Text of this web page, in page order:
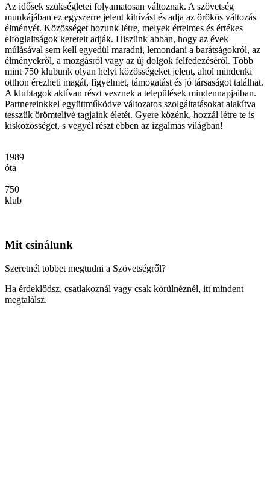
Az idősek szükségletei folyamatosan változnak. A szövetség
munkájában ez egyszerre jelent kihívást és adja az örökös változás
élményét. Közösséget hozunk létre, melyek értelmes és értékes
elfoglaltságok kereteit adják. Hiszünk abban, hogy az évek
múlásával sem kell egyedül maradni, lemondani a barátságokról, az
élményekről, a mozgásról vagy az új dolgok felfedezéséről. Több
mint 750 klubunk olyan helyi közösségeket jelent, ahol mindenki
otthon érezheti magát, figyelmet, támogatást és jó társaságot találhat.
A klubtagok aktívan részt vesznek a települések mindennapjaiban.
Partnereinkkel együttműködve változatos szolgáltatásokat alakítva
tesszük örömtelivé tagjaink életét. Gyere közénk, hozzál létre te is
kisközösséget, s vegyél részt ebben az izgalmas világban!
1989
óta
750
klub
Mit csinálunk
Szeretnél többet megtudni a Szövetségről?
Ha érdeklődsz, csatlakoznál vagy csak körülnéznél, itt mindent
megtalálsz.